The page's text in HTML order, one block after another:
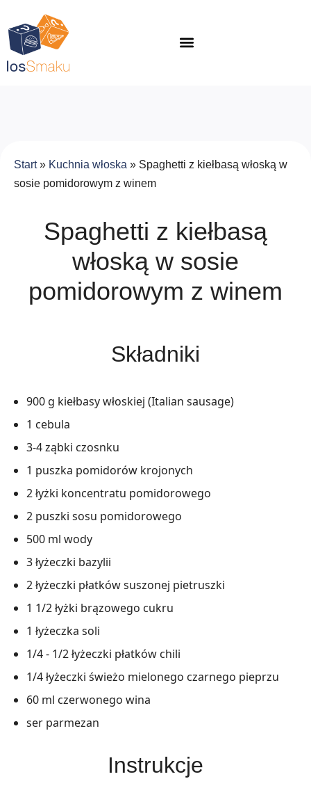
Start» Kuchnia włoska » Spaghetti z kiełbasą włoską w
sosie pomidorowym z winem
Spaghetti z kiełbasą
włoską w sosie
pomidorowym z winem
Składniki
900 g kiełbasy włoskiej (Italian sausage)
1 cebula
3-4 ząbki czosnku
1 puszka pomidorów krojonych
2 łyżki koncentratu pomidorowego
2 puszki sosu pomidorowego
500 ml wody
3 łyżeczki bazylii
2 łyżeczki płatków suszonej pietruszki
1 1/2 łyżki brązowego cukru
1 łyżeczka soli
1/4 - 1/2 łyżeczki płatków chili
1/4 łyżeczki świeżo mielonego czarnego pieprzu
60 ml czerwonego wina
ser parmezan
Instrukcje